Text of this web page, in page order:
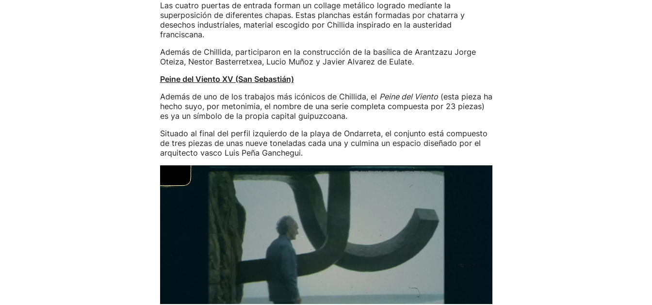
Las cuatro puertas de entrada forman un collage metálico logrado mediante la
superposición de diferentes chapas. Estas planchas están formadas por chatarra y
desechos industriales, material escogido por Chillida inspirado en la austeridad
franciscana.
Además de Chillida, participaron en la construcción de la basílica de Arantzazu Jorge
Oteiza, Nestor Basterretxea, Lucio Muñoz y Javier Alvarez de Eulate.
Peine del Viento XV (San Sebastián)
Además de uno de los trabajos más icónicos de Chillida, el Peine del Viento(esta pieza ha
hecho suyo, por metonimia, el nombre de una serie completa compuesta por 23 piezas)
es ya un símbolo de la propia capital guipuzcoana.
Situado al final del perfil izquierdo de la playa de Ondarreta, el conjunto está compuesto
de tres piezas de unas nueve toneladas cada una y culmina un espacio diseñado por el
arquitecto vasco Luis Peña Ganchegui.